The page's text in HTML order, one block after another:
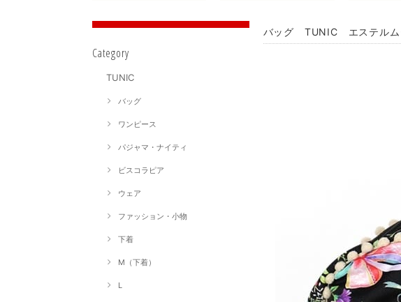
Category
TUNIC
バッグ
ワンピース
パジャマ・ナイティ
ビスコラピア
ウェア
ファッション・小物
下着
M（下着）
L
バッグ TUNIC エステル